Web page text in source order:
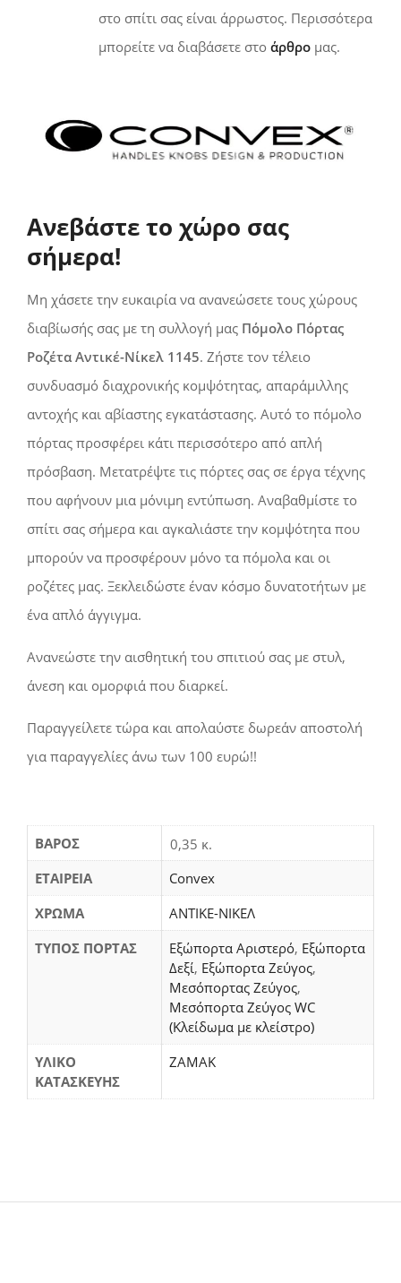
στο σπίτι σας είναι άρρωστος. Περισσότερα
μπορείτε να διαβάσετε στο άρθρο μας.
Ανεβάστε το χώρο σας
σήμερα!
Μη χάσετε την ευκαιρία να ανανεώσετε τους χώρους
διαβίωσής σας με τη συλλογή μας Πόμολο Πόρτας
Ροζέτα Αντικέ-Νίκελ 1145. Ζήστε τον τέλειο
συνδυασμό διαχρονικής κομψότητας, απαράμιλλης
αντοχής και αβίαστης εγκατάστασης. Αυτό το πόμολο
πόρτας προσφέρει κάτι περισσότερο από απλή
πρόσβαση. Μετατρέψτε τις πόρτες σας σε έργα τέχνης
που αφήνουν μια μόνιμη εντύπωση. Αναβαθμίστε το
σπίτι σας σήμερα και αγκαλιάστε την κομψότητα που
μπορούν να προσφέρουν μόνο τα πόμολα και οι
ροζέτες μας. Ξεκλειδώστε έναν κόσμο δυνατοτήτων με
ένα απλό άγγιγμα.
Ανανεώστε την αισθητική του σπιτιού σας με στυλ,
άνεση και ομορφιά που διαρκεί.
Παραγγείλετε τώρα και απολαύστε δωρεάν αποστολή
για παραγγελίες άνω των 100 ευρώ!!
ΒΆΡΟΣ
0,35 κ.
ΕΤΑΙΡΕΙΑ
Convex
ΧΡΩΜΑ
ΑΝΤΙΚΕ-ΝΙΚΕΛ
ΤΥΠΟΣ ΠΟΡΤΑΣ
Εξώπορτα Αριστερό, Εξώπορτα
Δεξί, Εξώπορτα Ζεύγος,
Μεσόπορτας Ζεύγος,
Μεσόπορτα Ζεύγος WC
(Κλείδωμα με κλείστρο)
ΥΛΙΚΟ
ΚΑΤΑΣΚΕΥΗΣ
ΖΑΜΑΚ